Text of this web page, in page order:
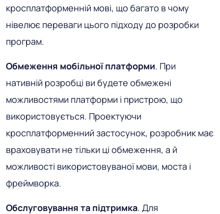
кросплатформенній мові, що багато в чому
нівелює переваги цього підходу до розробки
програм.
Обмеження мобільної платформи. При
нативній розробці ви будете обмежені
можливостями платформи і пристрою, що
використовується. Проектуючи
кросплатформенний застосунок, розробник має
враховувати не тільки ці обмеження, а й
можливості використовуваної мови, моста і
фреймворка.
Обслуговування та підтримка. Для